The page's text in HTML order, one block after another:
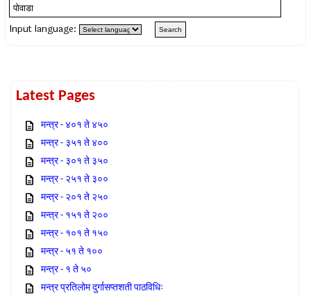
Input language:
Latest Pages
मन्त्र - ४०१ ते ४५०
मन्त्र - ३५१ ते ४००
मन्त्र - ३०१ ते ३५०
मन्त्र - २५१ ते ३००
मन्त्र - २०१ ते २५०
मन्त्र - १५१ ते २००
मन्त्र - १०१ ते १५०
मन्त्र - ५१ ते १००
मन्त्र - १ ते ५०
मन्त्र प्रतिलोम दुर्गासप्तशती पाठविधिः